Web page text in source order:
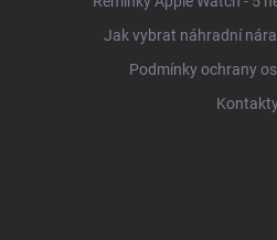
Jak vybrat náhradní
Podmínky ochrany